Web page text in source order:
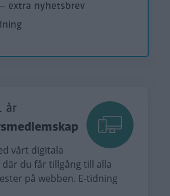
extra nyhetsbrev
år
vårt digitala
du får tillgång till alla
på webben. E-tidning